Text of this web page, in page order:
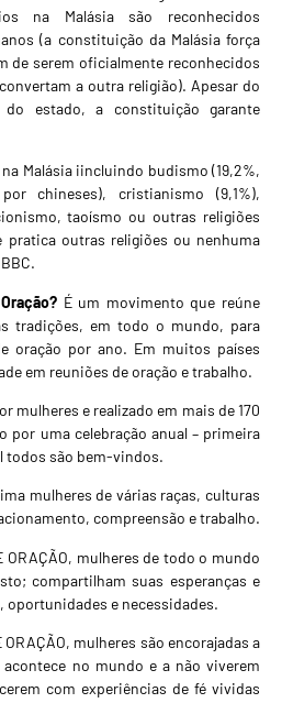
na Malásia são reconhecidos
(a constituição da Malásia força
de serem oficialmente reconhecidos
a outra religião). Apesar do
estado, a constituição garante
Malásia iincluindo budismo (19,2%,
chineses), cristianismo (9,1%),
taoísmo ou outras religiões
pratica outras religiões ou nenhuma
BBC.
É um movimento que reúne
tradições, em todo o mundo, para
oração por ano. Em muitos países
em reuniões de oração e trabalho.
mulheres e realizado em mais de 170
por uma celebração anual – primeira
todos são bem-vindos.
mulheres de várias raças, culturas
compreensão e trabalho.
ORAÇÃO, mulheres de todo o mundo
compartilham suas esperanças e
oportunidades e necessidades.
ORAÇÃO, mulheres são encorajadas a
no mundo e a não viverem
com experiências de fé vividas